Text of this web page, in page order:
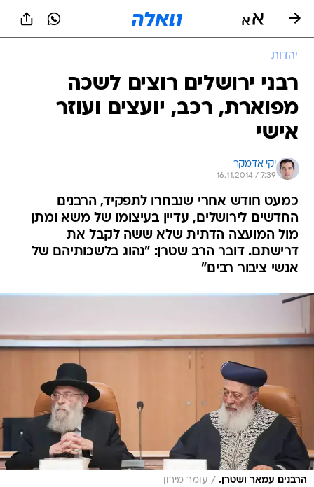
יהדות
רבני ירושלים רוצים לשכה
מפוארת, רכב, יועצים ועוזר
אישי
יקי אדמקר
16.11.2014 / 7:39
כמעט חודש אחרי שנבחרו לתפקיד, הרבנים
החדשים לירושלים, עדיין בעיצומו של משא ומתן
מול המועצה הדתית שלא ששה לקבל את
דרישתם. דובר הרב שטרן: "נהוג בלשכותיהם של
אנשי ציבור רבים"
הרבנים עמאר ושטרן. / עומר מירון